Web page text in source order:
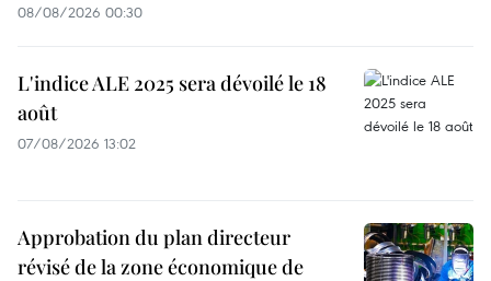
08/08/2026 00:30
L'indice ALE 2025 sera dévoilé le 18
août
07/08/2026 13:02
Approbation du plan directeur
révisé de la zone économique de